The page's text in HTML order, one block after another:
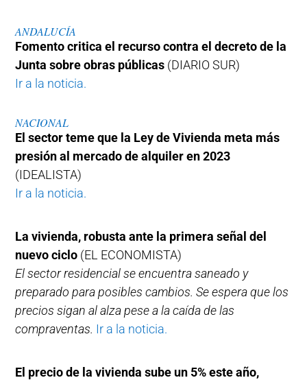
ANDALUCÍA
Fomento critica el recurso contra el decreto de la
Junta sobre obras públicas (DIARIO SUR)
Ir a la noticia.
NACIONAL
El sector teme que la Ley de Vivienda meta más
presión al mercado de alquiler en 2023
(IDEALISTA)
Ir a la noticia.
La vivienda, robusta ante la primera señal del
nuevo ciclo (EL ECONOMISTA)
El sector residencial se encuentra saneado y
preparado para posibles cambios. Se espera que los
precios sigan al alza pese a la caída de las
compraventas. Ir a la noticia.
El precio de la vivienda sube un 5% este año,